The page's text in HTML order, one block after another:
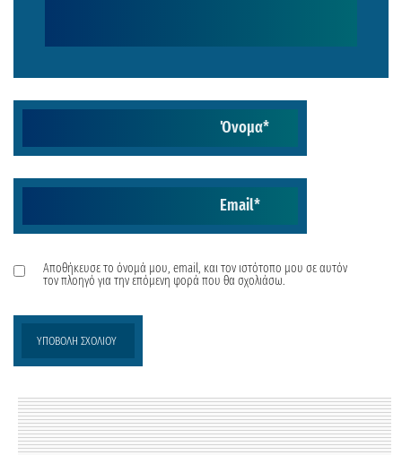
Όνομα*
Email*
Αποθήκευσε το όνομά μου, email, και τον ιστότοπο μου σε αυτόν
τον πλοηγό για την επόμενη φορά που θα σχολιάσω.